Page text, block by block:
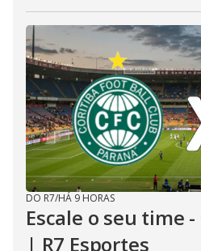
DO R7/HÁ 9 HORAS
Escale o seu time
| R7 Esportes